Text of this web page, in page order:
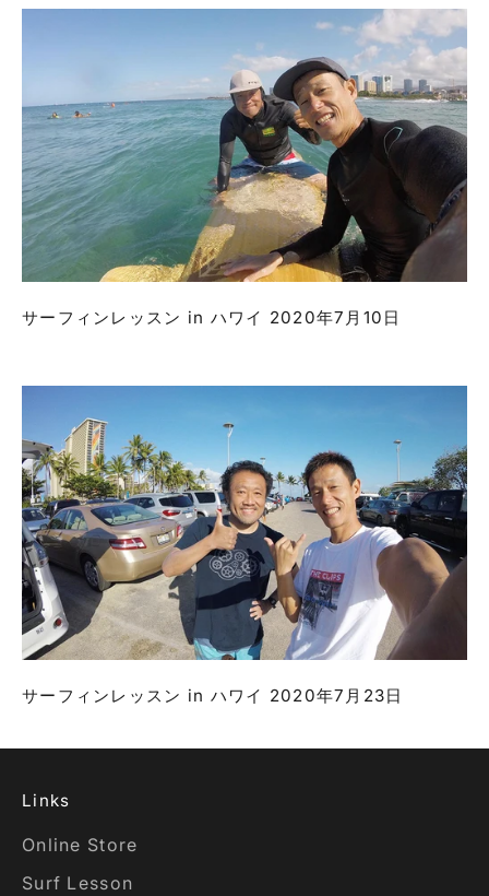
サーフィンレッスン in ハワイ 2020年7月10日
サーフィンレッスン in ハワイ 2020年7月23日
Links
Online Store
Surf Lesson